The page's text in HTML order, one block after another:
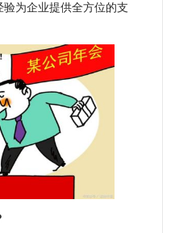
为企业提供全方位的支